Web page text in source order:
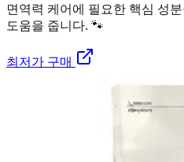
면역력 케어에 필요한 핵심 성
도움을 줍니다. 🐾
최저가 구매